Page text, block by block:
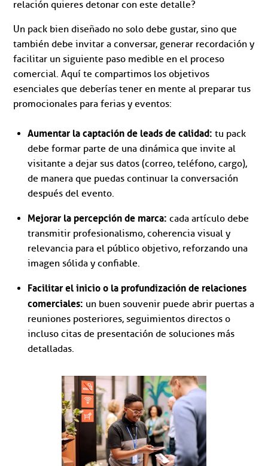
relación quieres detonar con este detalle?
Un pack bien diseñado no solo debe gustar, sino que
también debe invitar a conversar, generar recordación y
facilitar un siguiente paso medible en el proceso
comercial. Aquí te compartimos los objetivos
esenciales que deberías tener en mente al preparar tus
promocionales para ferias y eventos:
Aumentar la captación de leads de calidad: tu pack
debe formar parte de una dinámica que invite al
visitante a dejar sus datos (correo, teléfono, cargo),
de manera que puedas continuar la conversación
después del evento.
Mejorar la percepción de marca: cada artículo debe
transmitir profesionalismo, coherencia visual y
relevancia para el público objetivo, reforzando una
imagen sólida y confiable.
Facilitar el inicio o la profundización de relaciones
comerciales: un buen souvenir puede abrir puertas a
reuniones posteriores, seguimientos directos o
incluso citas de presentación de soluciones más
detalladas.